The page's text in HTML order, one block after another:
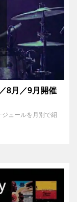
8月／9月開催
ュールを月別で紹